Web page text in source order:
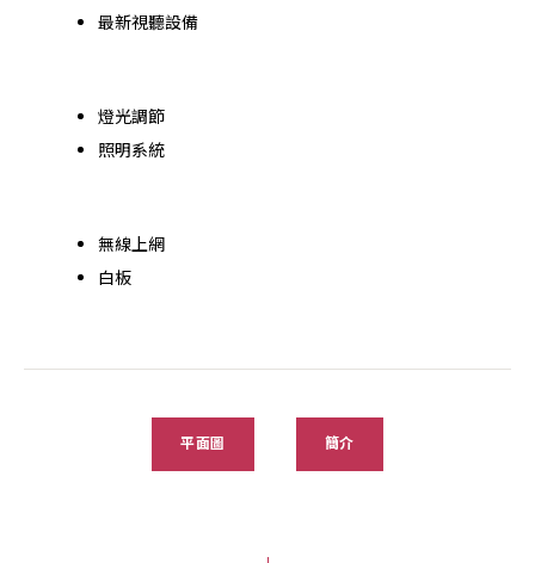
最新視聽設備
燈光調節
照明系統
無線上網
白板
平面圖 簡介